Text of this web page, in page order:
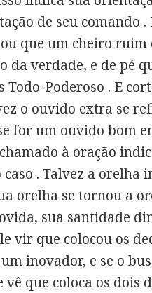
de seu comando
que um cheiro ruim
da verdade, e de pé
Todo-Poderoso . E
o ouvido extra se
for um ouvido bom
à oração
. Talvez a orelha
orelha se tornou a
sua santidade
vir que colocou os
inovador, e se o
vê que coloca os dois